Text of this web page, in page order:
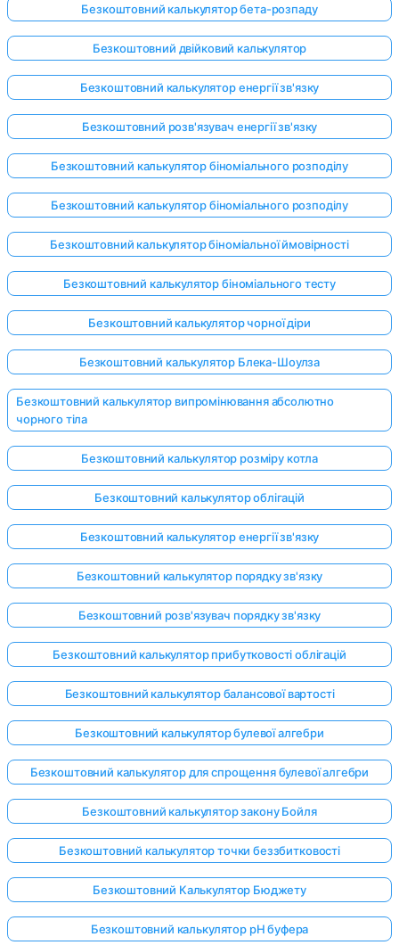
Безкоштовний калькулятор бета-розпаду
Безкоштовний двійковий калькулятор
Безкоштовний калькулятор енергії зв'язку
Безкоштовний розв'язувач енергії зв'язку
Безкоштовний калькулятор біноміального розподілу
Безкоштовний калькулятор біноміального розподілу
Безкоштовний калькулятор біноміальної ймовірності
Безкоштовний калькулятор біноміального тесту
Безкоштовний калькулятор чорної діри
Безкоштовний калькулятор Блека-Шоулза
Безкоштовний калькулятор випромінювання абсолютно
чорного тіла
Безкоштовний калькулятор розміру котла
Безкоштовний калькулятор облігацій
Безкоштовний калькулятор енергії зв'язку
Безкоштовний калькулятор порядку зв'язку
Безкоштовний розв'язувач порядку зв'язку
Безкоштовний калькулятор прибутковості облігацій
Безкоштовний калькулятор балансової вартості
Безкоштовний калькулятор булевої алгебри
Безкоштовний калькулятор для спрощення булевої алгебри
Безкоштовний калькулятор закону Бойля
Безкоштовний калькулятор точки беззбитковості
Безкоштовний Калькулятор Бюджету
Безкоштовний калькулятор pH буфера